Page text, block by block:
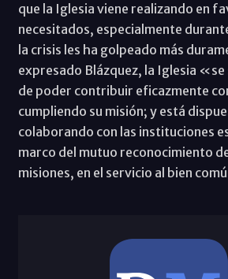
que la Iglesia viene realizando en
necesitados, especialmente
la crisis les ha golpeado más
expresado Blázquez, la Iglesia
de poder contribuir eficazmente
cumpliendo su misión; y está
colaborando con las instituciones
marco del mutuo reconocimiento
misiones, en el servicio al bien